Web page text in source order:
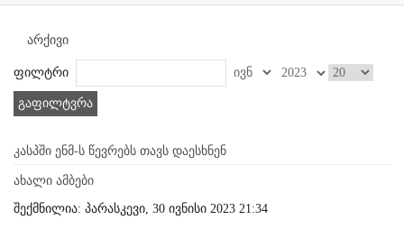
არქივი
ფილტრი
გაფილტვრა
კასპში ენმ-ს წევრებს თავს დაესხნენ
ახალი ამბები
შექმნილია: პარასკევი, 30 ივნისი 2023 21:34